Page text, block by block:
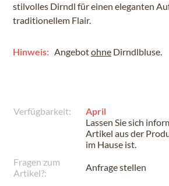
stilvolles Dirndl für einen eleganten
traditionellem Flair.
Hinweis: Angebotohne Dirndlbluse.
Verfügbarkeit:
April
Lassen Sie sich
Artikel aus der
im Hause ist.
Fragen zum
Artikel?:
Anfrage stellen